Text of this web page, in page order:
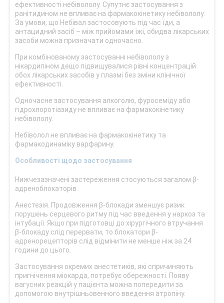
ефективності небівололу. Супутнє застосування з
ранітидином не впливає на фармакокінетику небівололу.
За умови, що Небівал застосовують під час їди, а
антацидний засіб – між прийомами їжі, обидва лікарських
засоби можна призначати одночасно.
При комбінованому застосуванні небівололу з
нікардипіном дещо підвищувалися рівні концентрацій
обох лікарських засобів у плазмі без зміни клінічної
ефективності.
Одночасне застосування алкоголю, фуросеміду або
гідрохлоротіазиду не впливає на фармакокінетику
небівололу.
Небіволол не впливає на фармакокінетику та
фармакодинаміку варфарину.
Особливості щодо застосування
Нижчезазначені застереження стосуються загалом β-
адреноблокаторів.
Анестезія. Продовження β-блокади зменшує ризик
порушень серцевого ритму під час введення у наркоз та
інтубації. Якщо при підготовці до хірургічного втручання
β-блокаду слід перервати, то блокатори β-
адренорецепторів слід відмінити не менше ніж за 24
години до цього.
Застосування окремих анестетиків, які спричиняють
пригнічення міокарда, потребує обережності. Появу
вагусних реакцій у пацієнта можна попередити за
допомогою внутрішньовенного введення атропіну.